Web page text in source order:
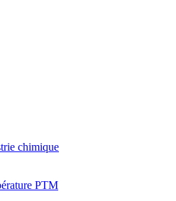
chimique
PTM